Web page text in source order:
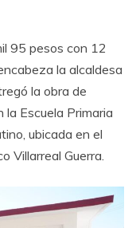
95 pesos con 12
la alcaldesa
la obra de
la Escuela Primaria
ubicada en el
Villarreal Guerra.